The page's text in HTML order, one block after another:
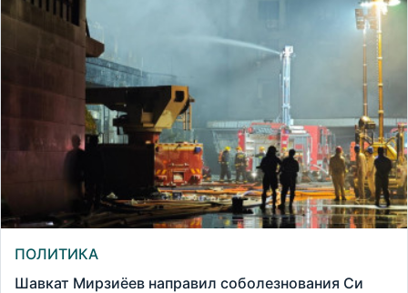
ПОЛИТИКА
Шавкат Мирзиёев направил соболезнования Си